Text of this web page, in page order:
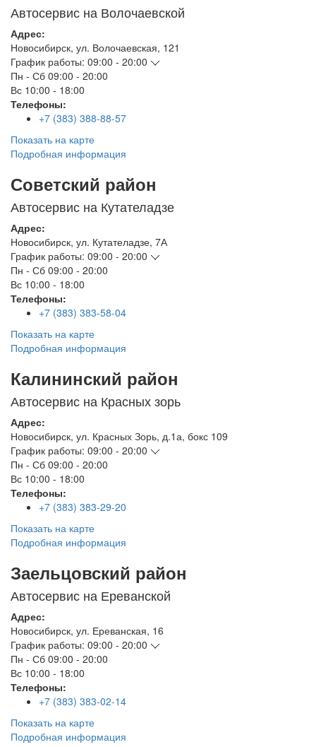
Автосервис на Волочаевской
Адрес:
Новосибирск, ул. Волочаевская, 121
График работы: 09:00 - 20:00
Пн - Сб 09:00 - 20:00
Вс 10:00 - 18:00
Телефоны:
+7 (383) 388-88-57
Показать на карте
Подробная информация
Советский район
Автосервис на Кутателадзе
Адрес:
Новосибирск, ул. Кутателадзе, 7А
График работы: 09:00 - 20:00
Пн - Сб 09:00 - 20:00
Вс 10:00 - 18:00
Телефоны:
+7 (383) 383-58-04
Показать на карте
Подробная информация
Калининский район
Автосервис на Красных зорь
Адрес:
Новосибирск, ул. Красных Зорь, д.1а, бокс 109
График работы: 09:00 - 20:00
Пн - Сб 09:00 - 20:00
Вс 10:00 - 18:00
Телефоны:
+7 (383) 383-29-20
Показать на карте
Подробная информация
Заельцовский район
Автосервис на Ереванской
Адрес:
Новосибирск, ул. Ереванская, 16
График работы: 09:00 - 20:00
Пн - Сб 09:00 - 20:00
Вс 10:00 - 18:00
Телефоны:
+7 (383) 383-02-14
Показать на карте
Подробная информация